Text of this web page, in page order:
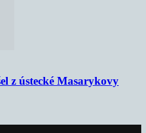
z ústecké Masarykovy